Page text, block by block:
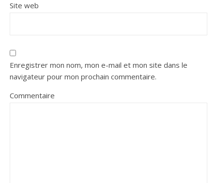
Site web
Enregistrer mon nom, mon e-mail et mon site dans le
navigateur pour mon prochain commentaire.
Commentaire